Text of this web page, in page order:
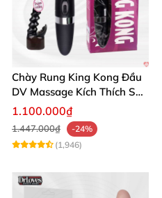
Chày Rung King Kong Đầu
DV Massage Kích Thích Sâu
Mạnh Mẽ
1.100.000₫
1.447.000₫
-24%
(1,946)